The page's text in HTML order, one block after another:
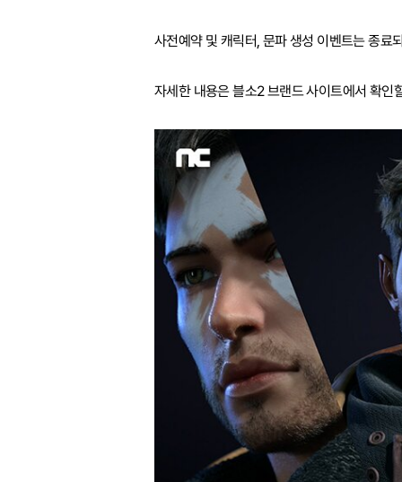
사전예약 및 캐릭터, 문파 생성 이벤트는 종료
자세한 내용은 블소2 브랜드 사이트에서 확인